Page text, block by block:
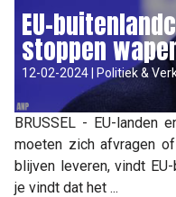
EU-
stoppen
12-02-2024 | Politiek &
BRUSSEL - EU-landen
moeten zich afvragen
blijven leveren, vindt
je vindt dat het ...